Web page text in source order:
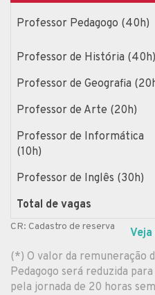
Professor Pedagogo (40h)
Professor de História (40h)
Professor de Geografia
Professor de Arte (20h)
Professor de Informática
(10h)
Professor de Inglês (30h)
Total de vagas
CR: Cadastro de reserva
(*) O valor da remuneração
Pedagogo será reduzida
pela jornada de 20 horas